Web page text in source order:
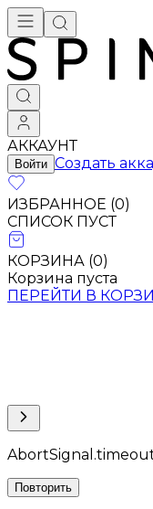
АККАУНТ
Войти Создать
ИЗБРАННОЕ (0)
СПИСОК ПУСТ
КОРЗИНА (0)
Корзина пуста
ПЕРЕЙТИ В
Повторить